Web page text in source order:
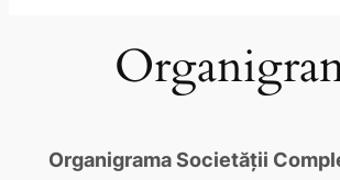
Organigrama Societății